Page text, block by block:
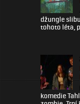
Celovečerní
džungle
tohoto léta,
Devítiletá
rodinného
džungle,
pralesa. Do
ale už 25.
premiéru […]
komedie